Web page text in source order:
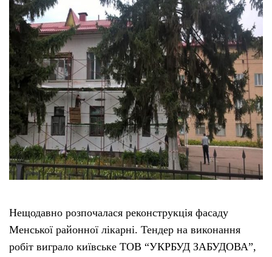
Нещодавно розпочалася реконструкція фасаду
Менської районної лікарні. Тендер на виконання
робіт виграло київське ТОВ “УКРБУД ЗАБУДОВА”,